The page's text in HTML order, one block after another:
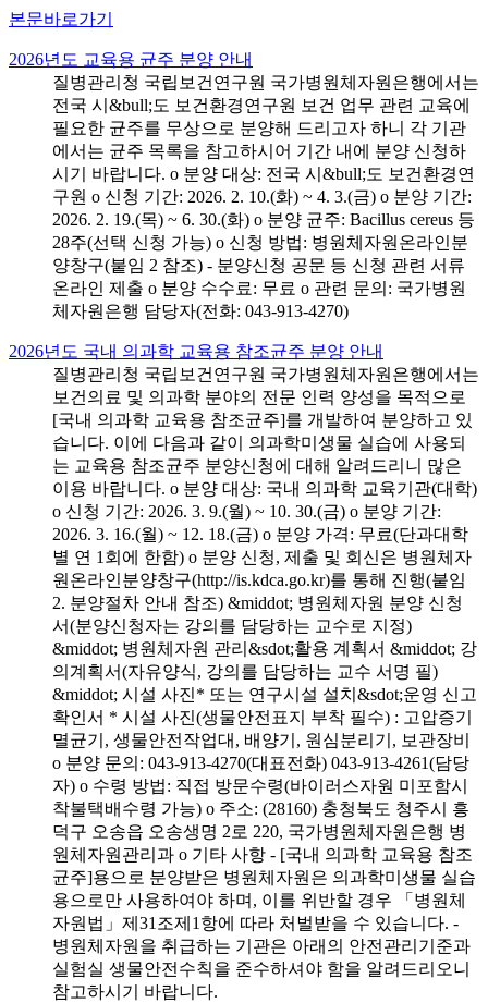
본문바로가기
2026년도 교육용 균주 분양 안내
질병관리청 국립보건연구원 국가병원체자원은행에서는
전국 시&bull;도 보건환경연구원 보건 업무 관련 교육에
필요한 균주를 무상으로 분양해 드리고자 하니 각 기관
에서는 균주 목록을 참고하시어 기간 내에 분양 신청하
시기 바랍니다. o 분양 대상: 전국 시&bull;도 보건환경연
구원 o 신청 기간: 2026. 2. 10.(화) ~ 4. 3.(금) o 분양 기간:
2026. 2. 19.(목) ~ 6. 30.(화) o 분양 균주: Bacillus cereus 등
28주(선택 신청 가능) o 신청 방법: 병원체자원온라인분
양창구(붙임 2 참조) - 분양신청 공문 등 신청 관련 서류
온라인 제출 o 분양 수수료: 무료 o 관련 문의: 국가병원
체자원은행 담당자(전화: 043-913-4270)
2026년도 국내 의과학 교육용 참조균주 분양 안내
질병관리청 국립보건연구원 국가병원체자원은행에서는
보건의료 및 의과학 분야의 전문 인력 양성을 목적으로
[국내 의과학 교육용 참조균주]를 개발하여 분양하고 있
습니다. 이에 다음과 같이 의과학미생물 실습에 사용되
는 교육용 참조균주 분양신청에 대해 알려드리니 많은
이용 바랍니다. o 분양 대상: 국내 의과학 교육기관(대학)
o 신청 기간: 2026. 3. 9.(월) ~ 10. 30.(금) o 분양 기간:
2026. 3. 16.(월) ~ 12. 18.(금) o 분양 가격: 무료(단과대학
별 연 1회에 한함) o 분양 신청, 제출 및 회신은 병원체자
원온라인분양창구(http://is.kdca.go.kr)를 통해 진행(붙임
2. 분양절차 안내 참조) &middot; 병원체자원 분양 신청
서(분양신청자는 강의를 담당하는 교수로 지정)
&middot; 병원체자원 관리&sdot;활용 계획서 &middot; 강
의계획서(자유양식, 강의를 담당하는 교수 서명 필)
&middot; 시설 사진* 또는 연구시설 설치&sdot;운영 신고
확인서 * 시설 사진(생물안전표지 부착 필수) : 고압증기
멸균기, 생물안전작업대, 배양기, 원심분리기, 보관장비
o 분양 문의: 043-913-4270(대표전화) 043-913-4261(담당
자) o 수령 방법: 직접 방문수령(바이러스자원 미포함시
착불택배수령 가능) o 주소: (28160) 충청북도 청주시 흥
덕구 오송읍 오송생명 2로 220, 국가병원체자원은행 병
원체자원관리과 o 기타 사항 - [국내 의과학 교육용 참조
균주]용으로 분양받은 병원체자원은 의과학미생물 실습
용으로만 사용하여야 하며, 이를 위반할 경우 「병원체
자원법」제31조제1항에 따라 처벌받을 수 있습니다. -
병원체자원을 취급하는 기관은 아래의 안전관리기준과
실험실 생물안전수칙을 준수하셔야 함을 알려드리오니
참고하시기 바랍니다.